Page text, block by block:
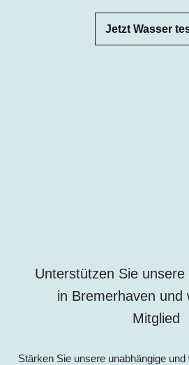
Jetzt Wasser
Unterstützen Sie unsere
in Bremerhaven und
Mitglied
Stärken Sie unsere unabhängige